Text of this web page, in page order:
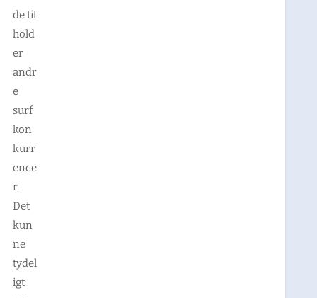
de tit
hold
er
andr
e
surf
kon
kurr
ence
r.
Det
kun
ne
tydel
igt